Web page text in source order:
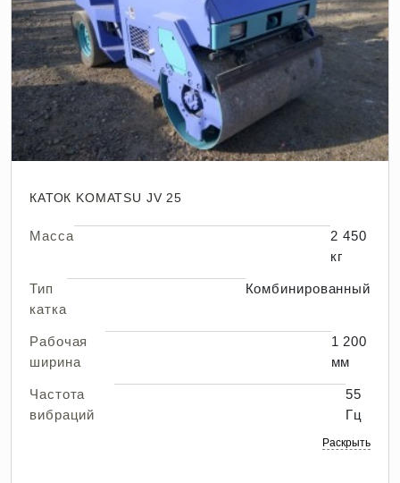
КАТОК KOMATSU JV 25
Масса
2 450
кг
Тип
катка
Комбинированный
Рабочая
ширина
1 200
мм
Частота
вибраций
55
Гц
Раскрыть